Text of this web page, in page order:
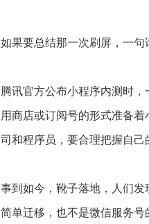
如果要总结那一次刷屏，一句
腾讯官方公布小程序内测时
用商店或订阅号的形式准备
司和程序员，要合理把握自己
事到如今，靴子落地，人们
简单迁移，也不是微信服务